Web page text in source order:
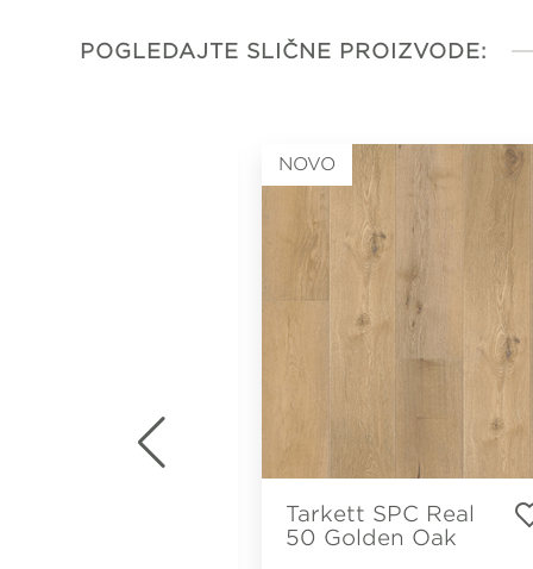
POGLEDAJTE SLIČNE PROIZVODE:
NOVO
Tarkett SPC Real
50 Golden Oak